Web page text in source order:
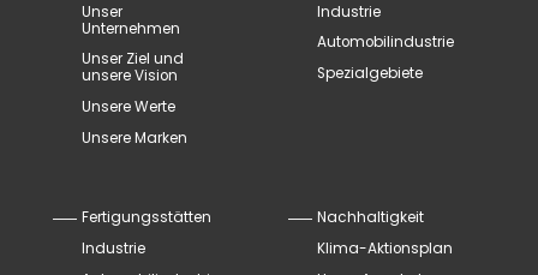
Unser
Unternehmen
Unser Ziel und
unsere Vision
Unsere Werte
Unsere Marken
Industrie
Automobilindustrie
Spezialgebiete
Fertigungsstätten
Industrie
Nachhaltigkeit
Klima-Aktionsplan